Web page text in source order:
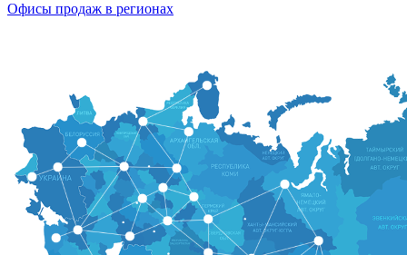
Офисы продаж в регионах